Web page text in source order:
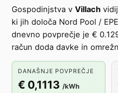
Gospodinjstva v Villach
ki jih določa Nord Pool /
dnevno povprečje je €
račun doda davke in
DANAŠNJE POVPREČJE
€ 0,1113 /kWh